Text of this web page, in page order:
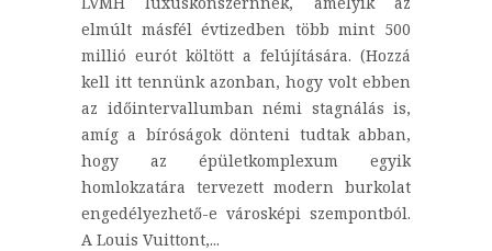
elmúlt másfél évtizedben több mint 500
millió eurót költött a felújítására. (Hozzá
kell itt tennünk azonban, hogy volt ebben
az időintervallumban némi stagnálás is,
amíg a bíróságok dönteni tudtak abban,
hogy az épületkomplexum egyik
homlokzatára tervezett modern burkolat
engedélyezhető-e városképi szempontból.
A Louis Vuittont,...